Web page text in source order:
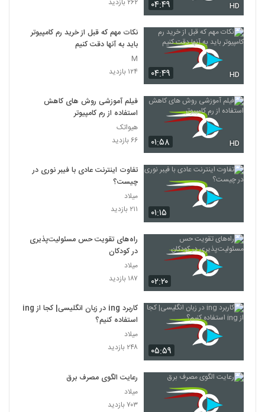
۰۴:۴۹ HD
۲۶۲ بازدید
۰۴:۴۹ HD
نکات مهم که قبل از خرید رم کامپیوتر
باید به آنها دقت کنیم
M
۱۲۴ بازدید
۰۱:۵۸ HD
فیلم آموزشی روش های کاهش
استفاده از رم کامپیوتر
هیواتک
۶۶ بازدید
۰۱:۱۵
تفاوت اینترنت عادی با فیبر نوری در
چیست؟
میلاد
۲۱۱ بازدید
۰۲:۲۰
راه‌های تقویت حس مسئولیت‌پذیری
در کودکان
میلاد
۱۸۷ بازدید
۰۵:۵۹
کاربرد ing در زبان انگلیسی| کجا از ing
استفاده کنیم؟
میلاد
۲۴۸ بازدید
رعایت الگوی مصرف برق
میلاد
۷۰۳ بازدید